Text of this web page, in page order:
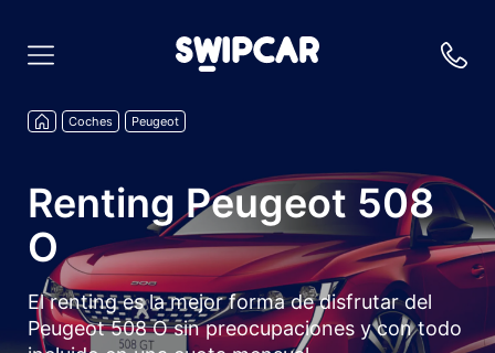
Coches Peugeot
Renting Peugeot 508
O
El renting es la mejor forma de disfrutar del
Peugeot 508 O sin preocupaciones y con todo